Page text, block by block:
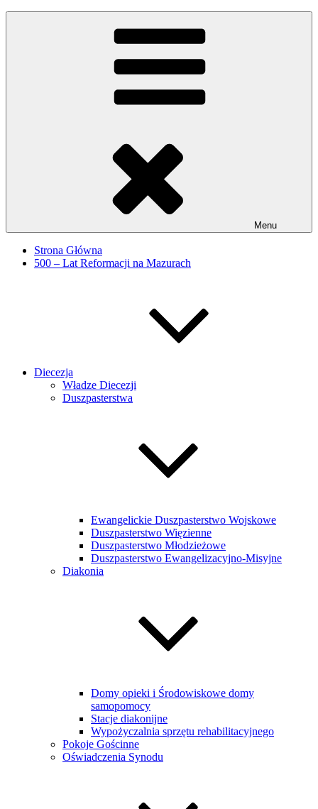
Menu
Strona Główna
500 – Lat Reformacji na Mazurach
Diecezja
Władze Diecezji
Duszpasterstwa
Ewangelickie Duszpasterstwo Wojskowe
Duszpasterstwo Więzienne
Duszpasterstwo Młodzieżowe
Duszpasterstwo Ewangelizacyjno-Misyjne
Diakonia
Domy opieki i Środowiskowe domy
samopomocy
Stacje diakonijne
Wypożyczalnia sprzętu rehabilitacyjnego
Pokoje Gościnne
Oświadczenia Synodu